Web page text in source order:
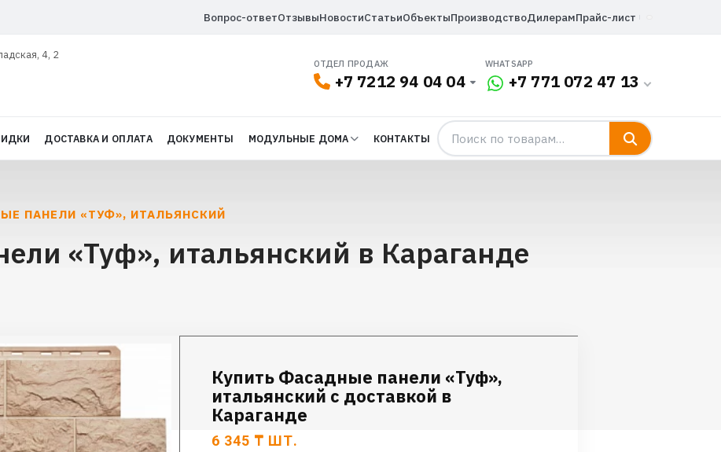
Вопрос-ответОтзывыНовостиСтатьиОбъектыПроизводствоДилерамПрайс-лист
4, 2
ОТДЕЛ ПРОДАЖ
+7 7212 94 04 04
WHATSAPP
+7 771 072 47 13
ДОСТАВКА И ОПЛАТА ДОКУМЕНТЫ МОДУЛЬНЫЕ ДОМА КОНТАКТЫ
ПАНЕЛИ «ТУФ», ИТАЛЬЯНСКИЙ
«Туф», итальянский в Караганде
Купить Фасадные панели «Туф»,
итальянский с доставкой в
Караганде
6 345 ₸ ШТ.